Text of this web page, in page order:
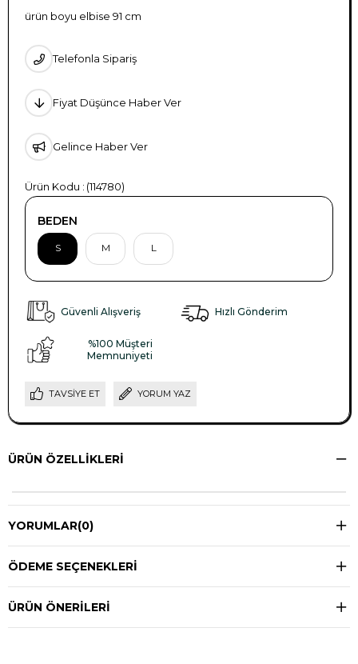
ürün boyu elbise 91 cm
Telefonla Sipariş
Fiyat Düşünce Haber Ver
Gelince Haber Ver
(114780)
BEDEN
S M L
Güvenli Alışveriş Hızlı Gönderim
%100 Müşteri
Memnuniyeti
TAVSIYE ET YORUM YAZ
ÜRÜN ÖZELLIKLERI
YORUMLAR(0)
ÖDEME SEÇENEKLERI
ÜRÜN ÖNERILERI